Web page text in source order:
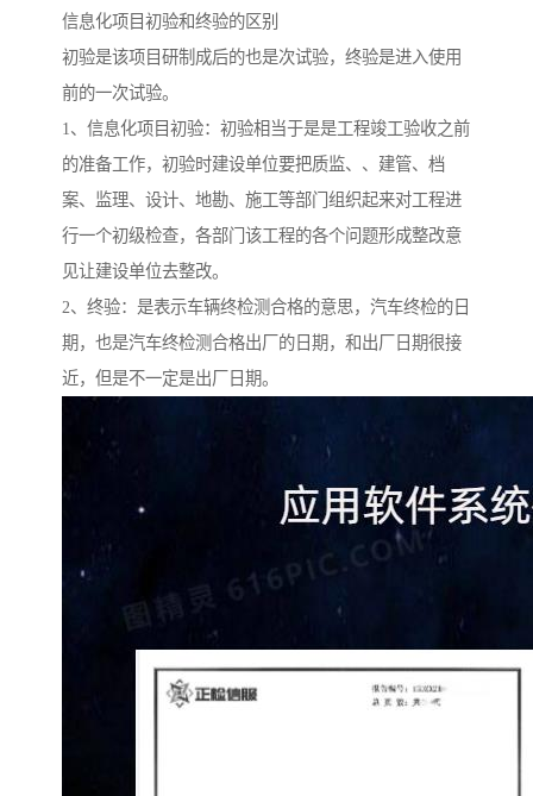
信息化项目初验和终验的区别
初验是该项目研制成后的也是次试验，终验是进入使用
前的一次试验。
1、信息化项目初验：初验相当于是是工程竣工验收之前
的准备工作，初验时建设单位要把质监、、建管、档
案、监理、设计、地勘、施工等部门组织起来对工程进
行一个初级检查，各部门该工程的各个问题形成整改意
见让建设单位去整改。
2、终验：是表示车辆终检测合格的意思，汽车终检的日
期，也是汽车终检测合格出厂的日期，和出厂日期很接
近，但是不一定是出厂日期。